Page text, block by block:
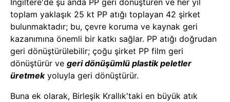
toplam yaklaşık 25 kt PP atığı toplayan 42 şirket
bulunmaktadır; bu, çevre koruma ve kaynak geri
kazanımına önemli bir katkı sağlar. PP atığı doğrudan
geri dönüştürülebilir; çoğu şirket PP film geri
dönüştürür ve geri dönüşümlü plastik peletler
üretmekyoluyla geri dönüştürür.
Buna ek olarak, Birleşik Krallık'taki en büyük atık